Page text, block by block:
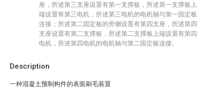
Description
一种混凝土预制构件的表面刷毛装置
座，所述第三支座设置有第一支撑板，所述第一支撑板上
端设置有第三电机，所述第三电机的电机轴与第一固定板
连接；所述第二固定板的旁侧设置有第四支座，所述第四
支座设置有第二支撑板，所述第二支撑板上端设置有第四
电机，所述第四电机的电机轴与第二固定板连接。